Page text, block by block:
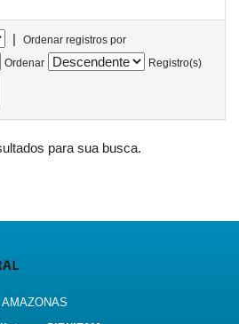
|
Ordenar registros por
Ordenar
Registro(s)
para sua busca.
AMAZONAS